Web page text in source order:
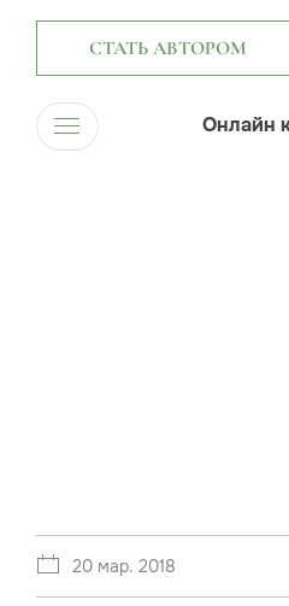
СТАТЬ АВТОРОМ
Онлайн
20 мар. 2018